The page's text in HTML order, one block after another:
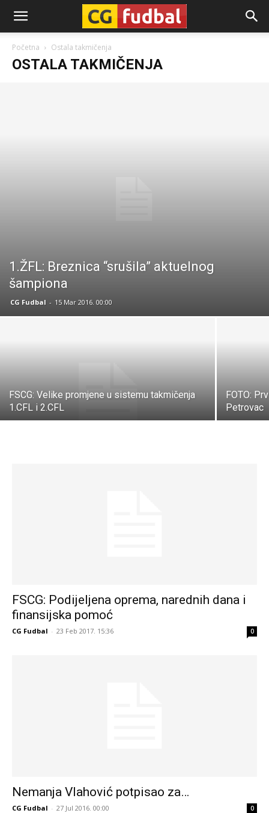
CG-
Fudbal
Početna Ostala takmičenja
OSTALA TAKMIČENJA
1.ŽFL: Breznica “srušila” aktuelnog
šampiona
CG Fudbal - 15 Mar 2016. 00:00
FSCG: Velike promjene u sistemu takmičenja
1.CFL i 2.CFL
FOTO:
Petrovac
FSCG: Podijeljena oprema, narednih dana i
finansijska pomoć
CG Fudbal - 23 Feb 2017. 15:36 0
Nemanja Vlahović potpisao za…
CG Fudbal - 27 Jul 2016. 00:00 0